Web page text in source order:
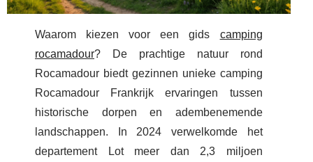
Waarom kiezen voor een gids camping
rocamadour? De prachtige natuur rond
Rocamadour biedt gezinnen unieke camping
Rocamadour Frankrijk ervaringen tussen
historische dorpen en adembenemende
landschappen. In 2024 verwelkomde het
departement Lot meer dan 2,3 miljoen